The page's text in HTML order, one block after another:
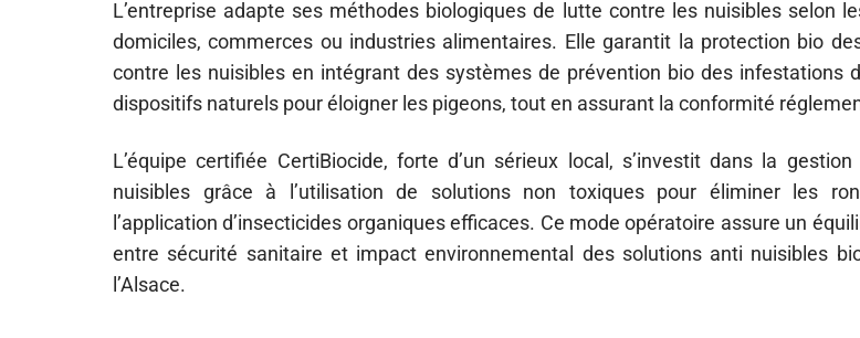
L’entreprise adapte ses méthodes biologiques de lutte contre les nuisibles selon
domiciles, commerces ou industries alimentaires. Elle garantit la protection bio
contre les nuisibles en intégrant des systèmes de prévention bio des infestations
dispositifs naturels pour éloigner les pigeons, tout en assurant la conformité
L’équipe certifiée CertiBiocide, forte d’un sérieux local, s’investit dans la
nuisibles grâce à l’utilisation de solutions non toxiques pour éliminer les
l’application d’insecticides organiques efficaces. Ce mode opératoire assure un
entre sécurité sanitaire et impact environnemental des solutions anti nuisibles
l’Alsace.